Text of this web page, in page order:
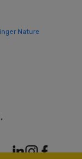
Nature